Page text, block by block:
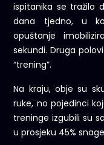
ispitanika se tražilo
dana tjedno, u
opuštanje
sekundi. Druga
“trening”.
Na kraju, obje su
ruke, no pojedinci
treninge izgubili su
u prosjeku 45%